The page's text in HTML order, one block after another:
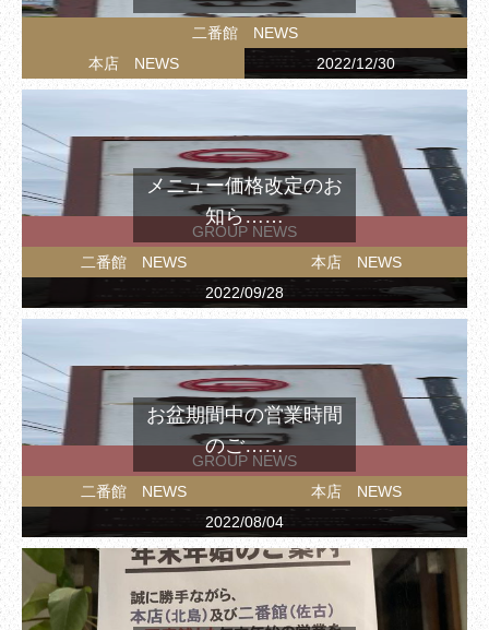
二番館 NEWS
本店 NEWS
2022/12/30
GROUP NEWS
二番館 NEWS
本店 NEWS
2022/09/28
メニュー価格改定のお
知ら……
GROUP NEWS
二番館 NEWS
本店 NEWS
2022/08/04
お盆期間中の営業時間
のご……